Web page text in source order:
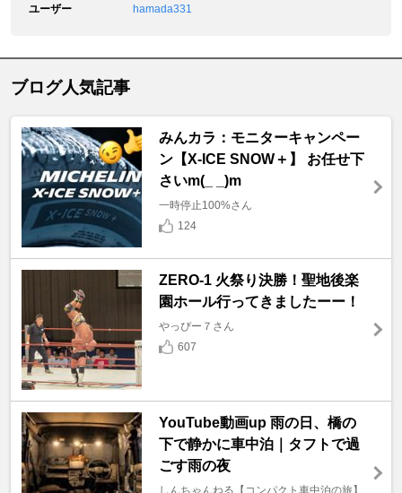
ユーザー
hamada331
ブログ人気記事
みんカラ：モニターキャンペー
ン【X-ICE SNOW＋】 お任せ下
さいm(_ _)m
一時停止100%さん
124
ZERO-1 火祭り決勝！聖地後楽
園ホール行ってきましたーー！
やっぴー７さん
607
YouTube動画up 雨の日、橋の
下で静かに車中泊｜タフトで過
ごす雨の夜
しんちゃんねる【コンパクト車中泊の旅】